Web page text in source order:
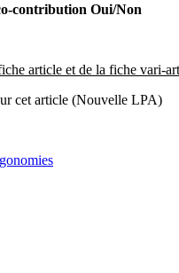
contribution Oui/Non
article et de la fiche vari-
cet article (Nouvelle LPA)